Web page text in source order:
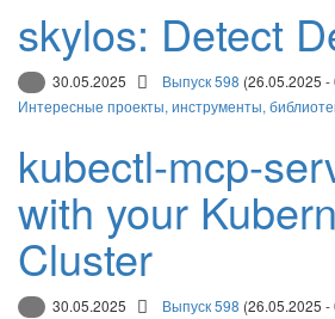
skylos: Detect
30.05.2025 Выпуск 598 (26.05.2025
Интересные проекты, инструменты,
kubectl-mcp-
with your
Cluster
30.05.2025 Выпуск 598 (26.05.2025